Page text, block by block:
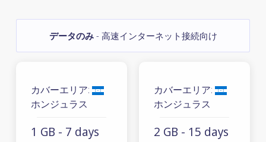
データのみ- 高速インターネット接続向け
カバーエリア:
ホンジュラス
1 GB - 7 days
カバーエリア:
ホンジュラス
2 GB - 15 days